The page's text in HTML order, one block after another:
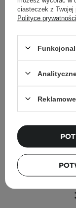
PROMOCJA
Mary&May -
Nawilżające
ciasteczek z Twojej
Polityce prywatności